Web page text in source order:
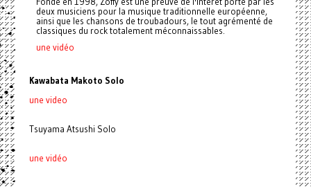
deux musiciens pour la musique traditionnelle européenne,
ainsi que les chansons de troubadours, le tout agrémenté de
classiques du rock totalement méconnaissables.
une vidéo
Kawabata Makoto Solo
une video
Tsuyama Atsushi Solo
une vidéo